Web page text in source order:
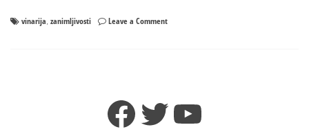
vinarija, zanimljivosti Leave a Commenton
etiketi
napravila
Facebook
TwitterYouTube